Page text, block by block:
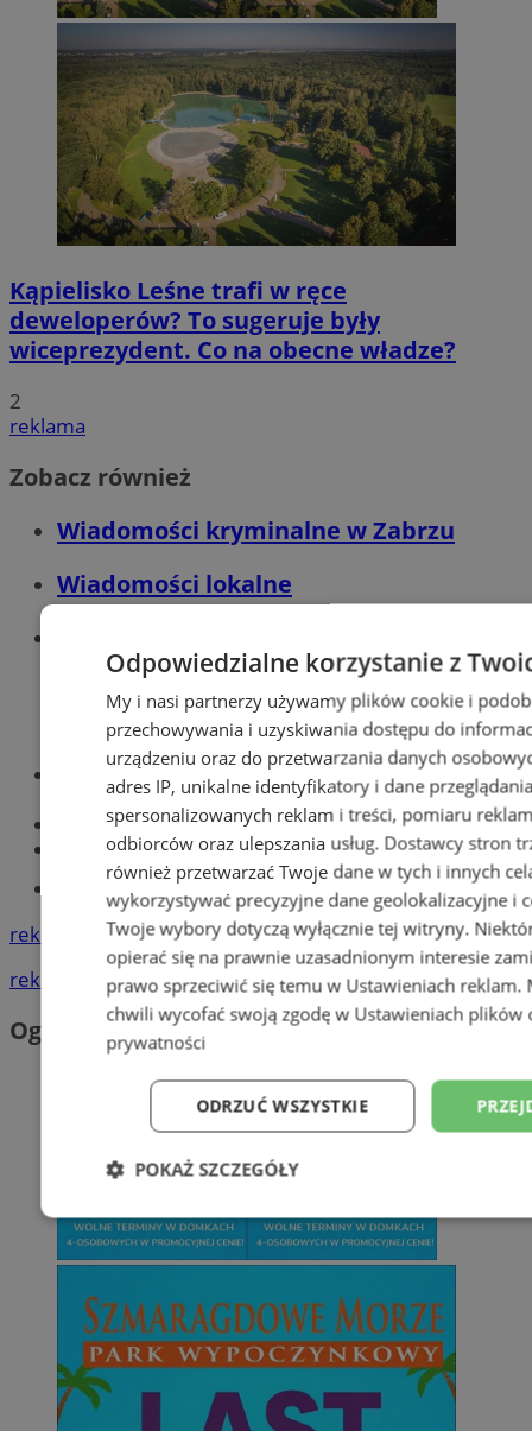
Kąpielisko Leśne trafi w ręce
deweloperów? To sugeruje były
wiceprezydent. Co na obecne władze?
2
reklama
Zobacz również
Wiadomości kryminalne w Zabrzu
Wiadomości lokalne
Optyk, okulista
Zabrze
Największy sklep z częściami online!
Książeczka sanepidowska
Tworzenie stron www -Zabrze
reklama
reklama
Ogłoszenia
Odpowiedzialne korzystanie z
My i nasi partnerzy używamy plików cookie i
przechowywania i uzyskiwania dostępu do
urządzeniu oraz do przetwarzania danych
adres IP, unikalne identyfikatory i dane
spersonalizowanych reklam i treści, pomiaru
odbiorców oraz ulepszania usług. Dostawcy stron
również przetwarzać Twoje dane w tych i innych
wykorzystywać precyzyjne dane geolokalizacyjne i
Twoje wybory dotyczą wyłącznie tej witryny.
opierać się na prawnie uzasadnionym interesie
prawo sprzeciwić się temu w Ustawieniach reklam.
chwili wycofać swoją zgodę w Ustawieniach plików
prywatności
ODRZUĆ WSZYSTKIE
POKAŻ SZCZEGÓŁY
Niezbędne Wydajność
Niesklasyfikowane